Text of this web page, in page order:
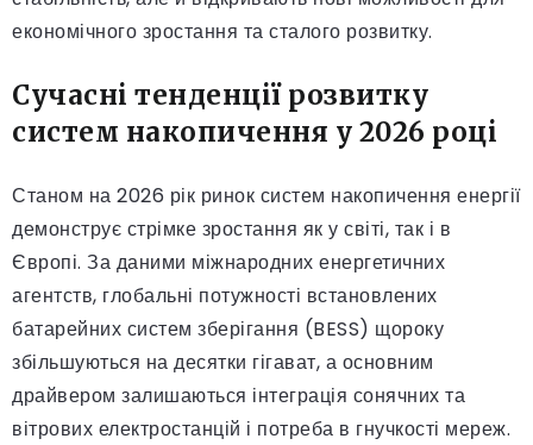
економічного зростання та сталого розвитку.
Сучасні тенденції розвитку
систем накопичення у 2026 році
Станом на 2026 рік ринок систем накопичення енергії
демонструє стрімке зростання як у світі, так і в
Європі. За даними міжнародних енергетичних
агентств, глобальні потужності встановлених
батарейних систем зберігання (BESS) щороку
збільшуються на десятки гігават, а основним
драйвером залишаються інтеграція сонячних та
вітрових електростанцій і потреба в гнучкості мереж.